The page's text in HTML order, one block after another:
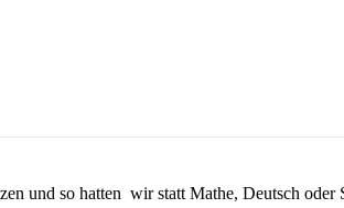
und so hatten wir statt Mathe, Deutsch oder